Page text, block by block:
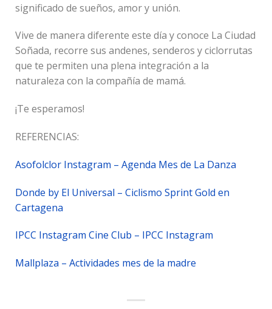
significado de sueños, amor y unión.
Vive de manera diferente este día y conoce La Ciudad
Soñada, recorre sus andenes, senderos y ciclorrutas
que te permiten una plena integración a la
naturaleza con la compañía de mamá.
¡Te esperamos!
REFERENCIAS:
Asofolclor Instagram – Agenda Mes de La Danza
Donde by El Universal – Ciclismo Sprint Gold en
Cartagena
IPCC Instagram Cine Club – IPCC Instagram
Mallplaza – Actividades mes de la madre